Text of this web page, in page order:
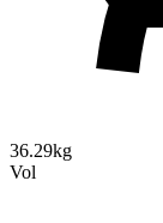
36.29kg
Vol